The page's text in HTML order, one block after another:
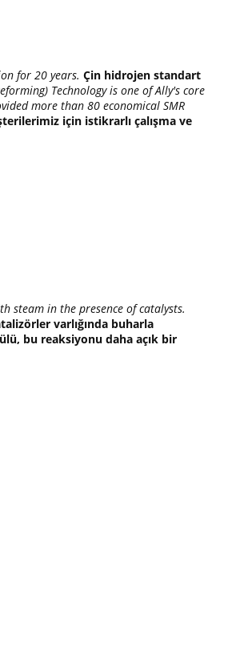
for 20 years. Çin hidrojen standart
Technology is one of Ally's core
more than 80 economical SMR
için istikrarlı çalışma ve
steam in the presence of catalysts.
varlığında buharla
bu reaksiyonu daha açık bir